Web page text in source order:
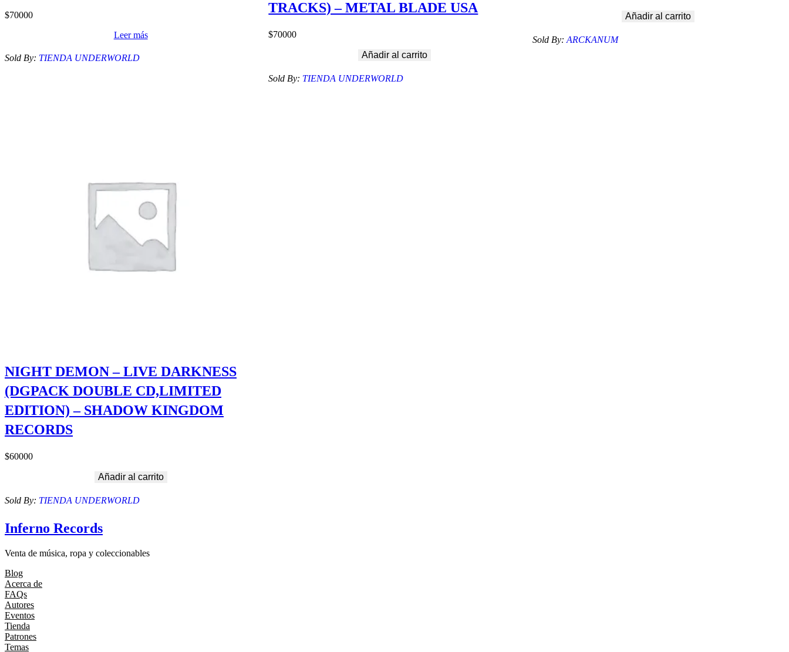
$70000
Leer más
Sold By: TIENDA UNDERWORLD
TRACKS) – METAL BLADE USA
$70000
Añadir al carrito
Sold By: TIENDA UNDERWORLD
Añadir al carrito
Sold By: ARCKANUM
NIGHT DEMON – LIVE DARKNESS
(DGPACK DOUBLE CD,LIMITED
EDITION) – SHADOW KINGDOM
RECORDS
$60000
Añadir al carrito
Sold By: TIENDA UNDERWORLD
Inferno Records
Venta de música, ropa y coleccionables
Blog
Acerca de
FAQs
Autores
Eventos
Tienda
Patrones
Temas